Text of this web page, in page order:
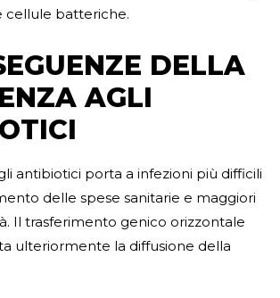
cellule batteriche.
DELLA
AGLI
antibiotici porta a infezioni più difficili
delle spese sanitarie e maggiori
Il trasferimento genico orizzontale
ulteriormente la diffusione della